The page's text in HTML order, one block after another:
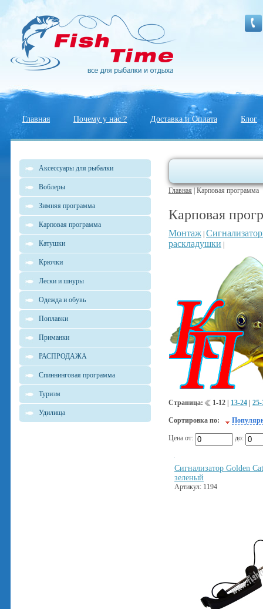
Главная Почему у нас ? Доставка и Оплата Блог
Аксессуары для рыбалки
Воблеры
Зимняя программа
Карповая программа
Катушки
Крючки
Лески и шнуры
Одежда и обувь
Поплавки
Приманки
РАСПРОДАЖА
Спиннинговая программа
Туризм
Удилища
Главная | Карповая программа
Карповая
Монтаж
раскладушки
Страница: 1-12 13-24 25-
Сортировка по:
Цена от: до:
Сигнализатор Golden
зеленый
Артикул: 1194